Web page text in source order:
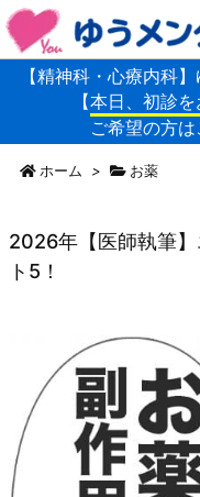
【精神科・心療内科
【本日、初診
ご希望の方
ホーム > お薬
2026年【医師執筆
ト5！